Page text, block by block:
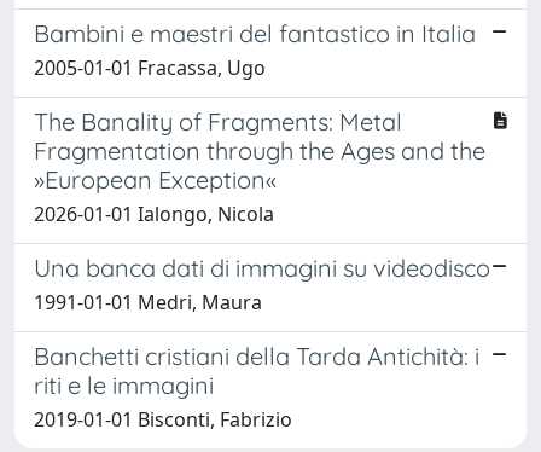
Bambini e maestri del fantastico in Italia
2005-01-01 Fracassa, Ugo
The Banality of Fragments: Metal
Fragmentation through the Ages and the
»European Exception«
2026-01-01 Ialongo, Nicola
Una banca dati di immagini su videodisco
1991-01-01 Medri, Maura
Banchetti cristiani della Tarda Antichità: i
riti e le immagini
2019-01-01 Bisconti, Fabrizio